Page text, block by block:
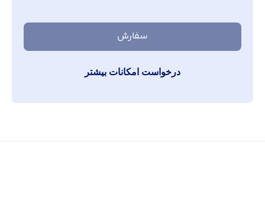
سفارش
درخواست امکانات بیشتر